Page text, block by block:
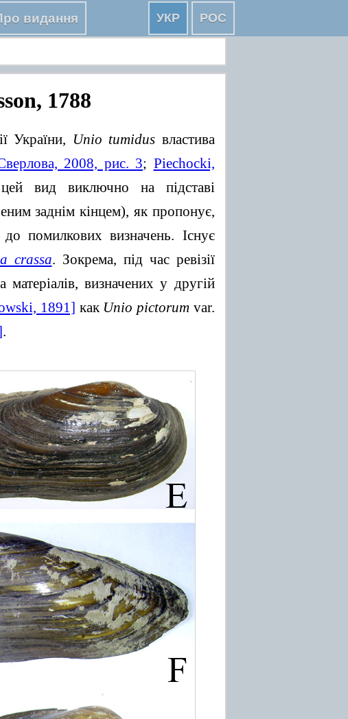
видання РОС
УКР
1788
України, Unio tumidus властива
2008, рис. 3; Piechocki,
вид виключно на підставі
заднім кінцем), як пропонує,
помилкових визначень. Існує
crassa. Зокрема, під час ревізії
визначених у другій
1891] как Unio pictorum var.
.